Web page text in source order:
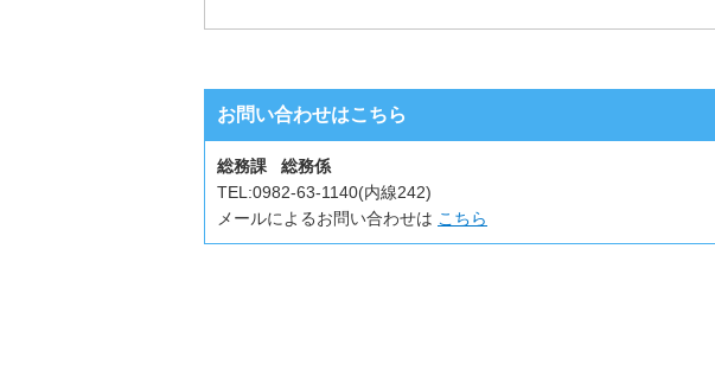
お問い合わせはこちら
総務課 総務係
TEL:0982-63-1140(内線242)
メールによるお問い合わせは こちら